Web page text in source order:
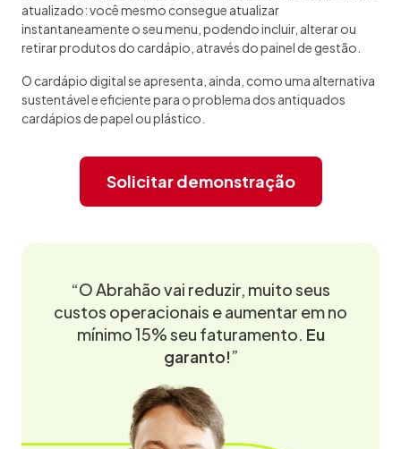
atualizado: você mesmo consegue atualizar
instantaneamente o seu menu, podendo incluir, alterar ou
retirar produtos do cardápio, através do painel de gestão.
O cardápio digital se apresenta, ainda, como uma alternativa
sustentável e eficiente para o problema dos antiquados
cardápios de papel ou plástico.
Solicitar demonstração
“O Abrahão vai reduzir, muito seus
custos operacionais e aumentar em no
mínimo 15% seu faturamento. Eu
garanto!”